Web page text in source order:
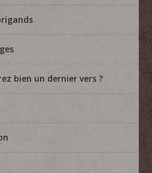
bien un dernier vers ?